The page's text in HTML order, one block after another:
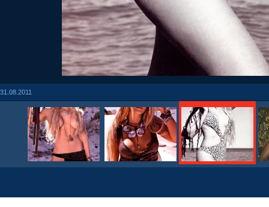
31.08.2011